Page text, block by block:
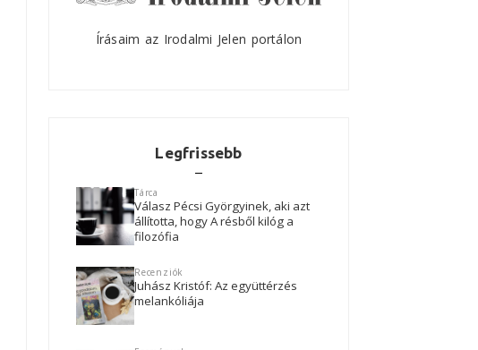
Írásaim az Irodalmi Jelen portálon
Legfrissebb
Tárca
Válasz Pécsi Györgyinek, aki azt
állította, hogy A résből kilóg a
filozófia
Recenziók
Juhász Kristóf: Az együttérzés
melankóliája